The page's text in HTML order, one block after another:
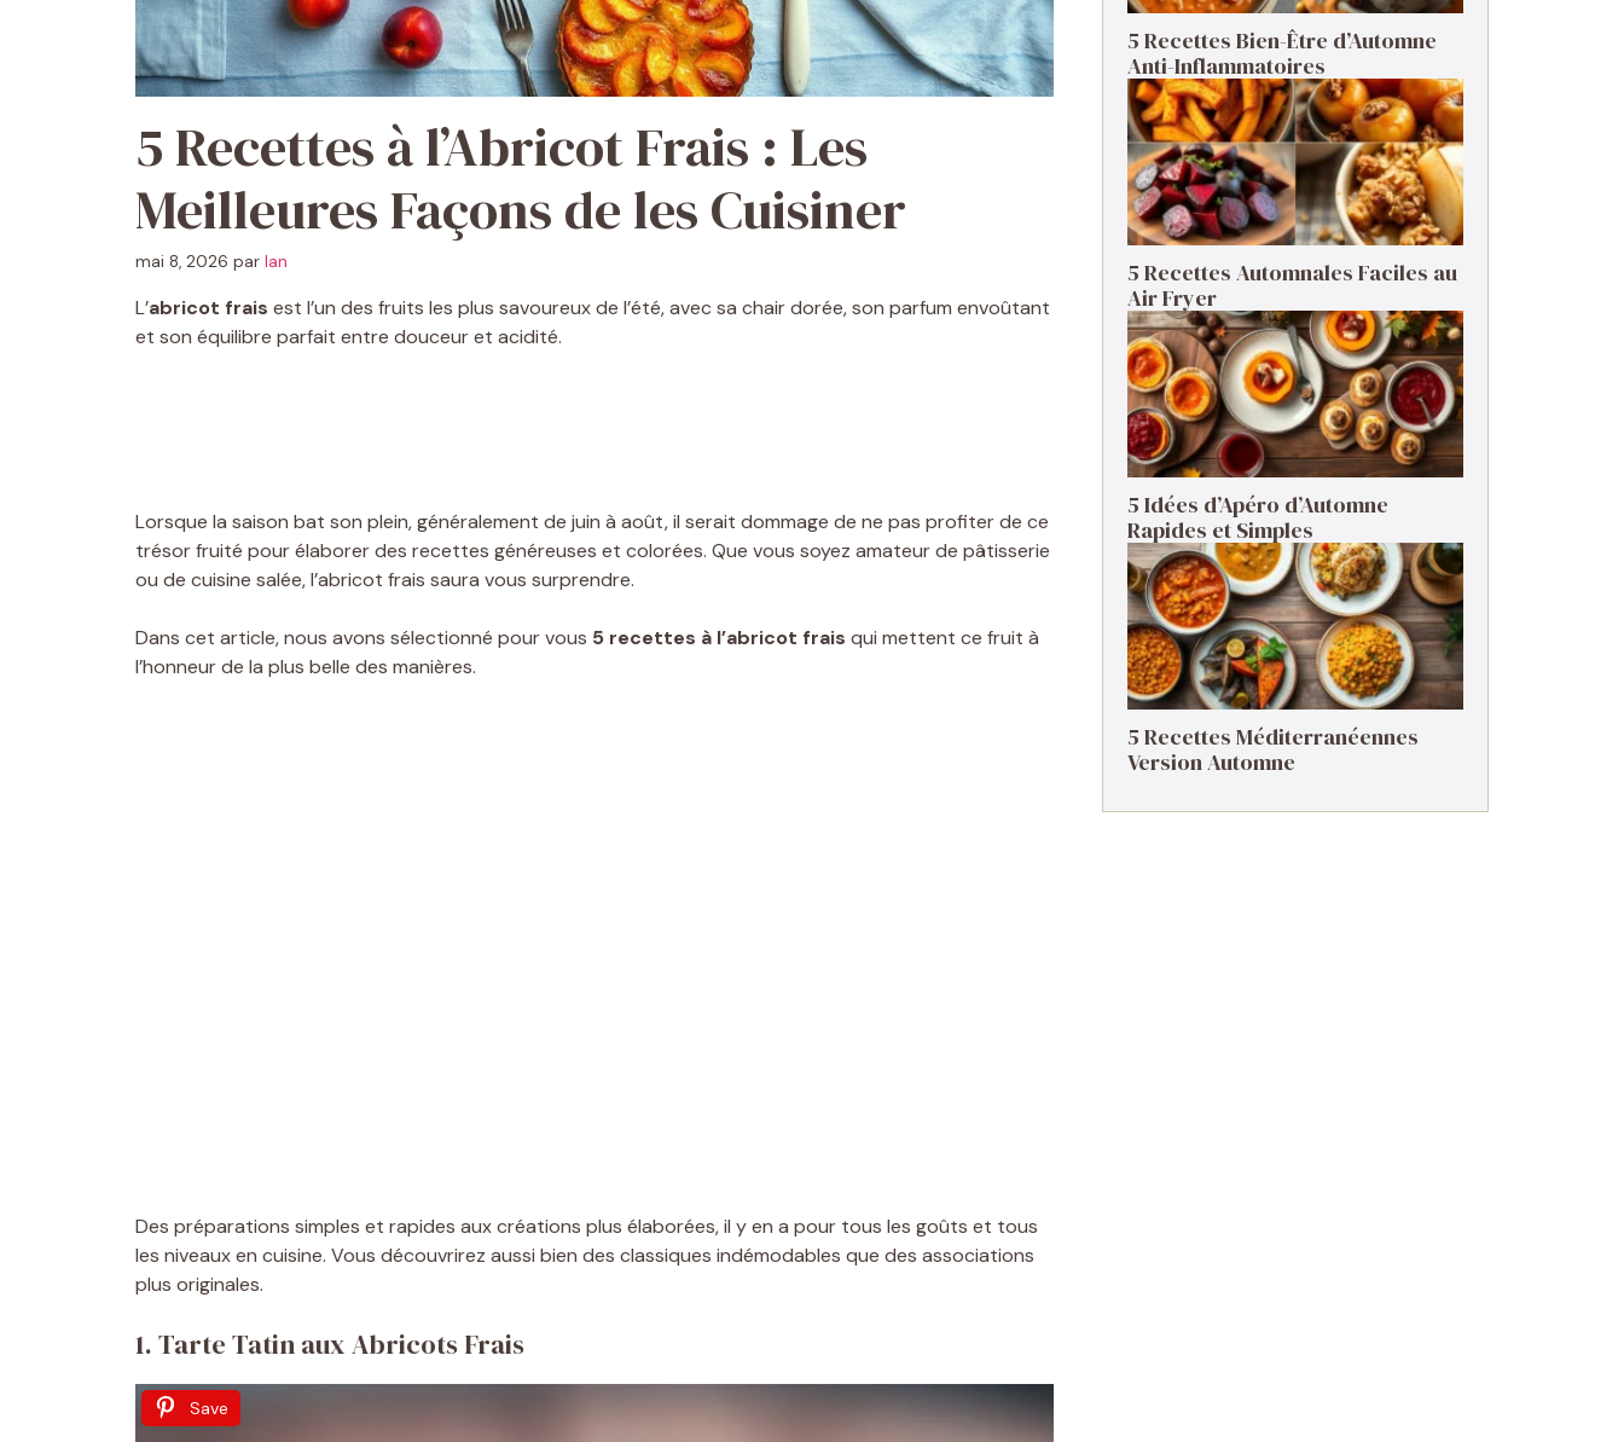
5 Recettes à l’Abricot Frais : Les
Meilleures Façons de les Cuisiner
mai 8, 2026 par Ian
L’abricot frais est l’un des fruits les plus savoureux de l’été, avec sa chair dorée, son parfum envoûtant
et son équilibre parfait entre douceur et acidité.
Lorsque la saison bat son plein, généralement de juin à août, il serait dommage de ne pas profiter de ce
trésor fruité pour élaborer des recettes généreuses et colorées. Que vous soyez amateur de pâtisserie
ou de cuisine salée, l’abricot frais saura vous surprendre.
Dans cet article, nous avons sélectionné pour vous 5 recettes à l’abricot frais qui mettent ce fruit à
l’honneur de la plus belle des manières.
Des préparations simples et rapides aux créations plus élaborées, il y en a pour tous les goûts et tous
les niveaux en cuisine. Vous découvrirez aussi bien des classiques indémodables que des associations
plus originales.
1. Tarte Tatin aux Abricots Frais
Save
5 Recettes Bien-Être d’Automne
Anti-Inflammatoires
5 Recettes Automnales Faciles au
Air Fryer
5 Idées d’Apéro d’Automne
Rapides et Simples
5 Recettes Méditerranéennes
Version Automne